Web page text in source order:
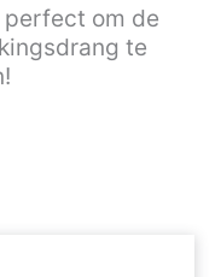
perfect om de
te